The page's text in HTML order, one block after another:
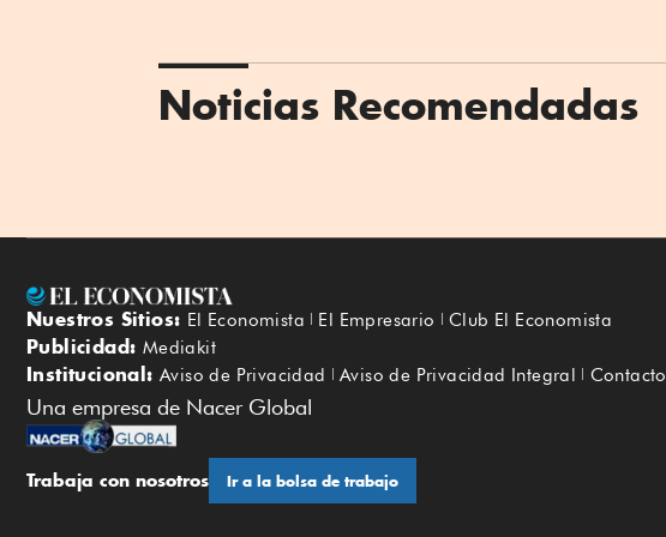
Noticias Recomendadas
Nuestros Sitios: El Economista El Empresario Club El Economista
Publicidad: Mediakit
Institucional: Aviso de Privacidad Aviso de Privacidad Integral Contacto
Una empresa de Nacer Global
Trabaja con nosotros Ir a la bolsa de trabajo